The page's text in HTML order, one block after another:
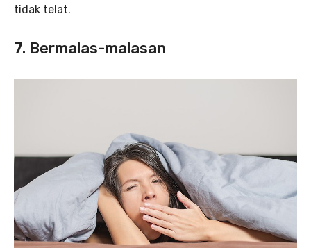
tidak telat.
7. Bermalas-malasan